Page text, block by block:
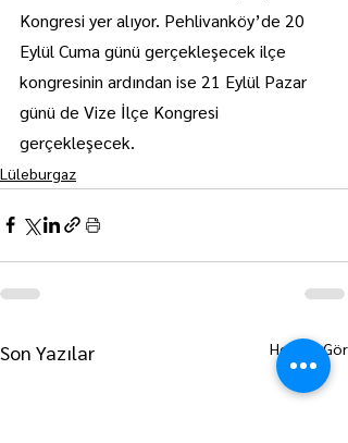
Kongresi yer alıyor. Pehlivanköy’de 20
Eylül Cuma günü gerçekleşecek ilçe
kongresinin ardından ise 21 Eylül Pazar
günü de Vize İlçe Kongresi
gerçekleşecek.
Lüleburgaz
Son Yazılar Hepsini Gör